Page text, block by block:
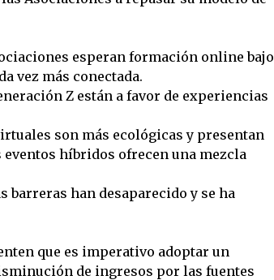
esperan formación online bajo
vez más conectada.
Z están a favor de experiencias
son más ecológicas y presentan
híbridos ofrecen una mezcla
barreras han desaparecido y se ha
que es imperativo adoptar un
de ingresos por las fuentes